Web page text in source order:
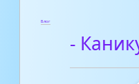
Блог
-